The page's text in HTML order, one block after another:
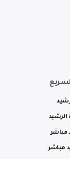
الرشيد
مباشر
مباشر